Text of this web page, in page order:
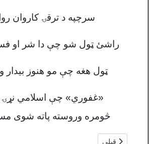
سرچپه د ترقۍ کاروان
راشئ ټول شو چې دا شر او
ټول هغه چې مو هنوز
«غفوري» چې اسلامي نړۍ
څومره وروسته پاته شوی
مطلب قبلی: سلیمان لایق او د لغمان
قبلی